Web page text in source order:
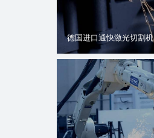
德国进口通快激光切割机